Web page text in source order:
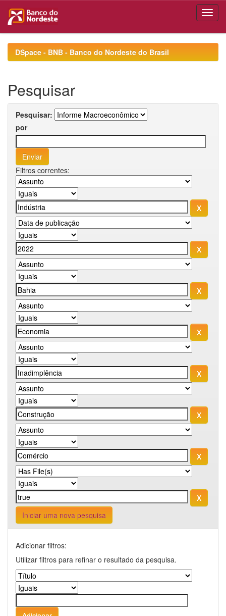
navigationDSpace - BNB - Banco do Nordeste do Brasil
Pesquisar
Pesquisar:
por
Filtros correntes:
Iniciar uma nova pesquisa
Adicionar filtros:
Utilizar filtros para refinar o resultado da pesquisa.